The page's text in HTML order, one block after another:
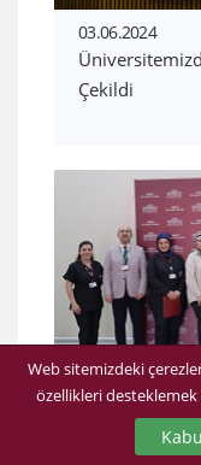
03.06.2024
Çekildi
06.05.2024
‘’Öğretmeye
Web sitemizdeki
özellikleri desteklemek